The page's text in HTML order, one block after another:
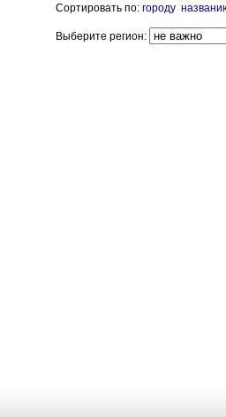
Сортировать по: городу
Выберите регион: